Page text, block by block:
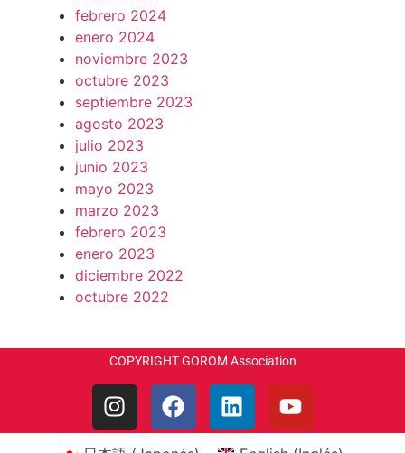
febrero 2024
enero 2024
noviembre 2023
octubre 2023
septiembre 2023
agosto 2023
julio 2023
junio 2023
mayo 2023
marzo 2023
febrero 2023
enero 2023
diciembre 2022
octubre 2022
COPYRIGHT GOROM Association